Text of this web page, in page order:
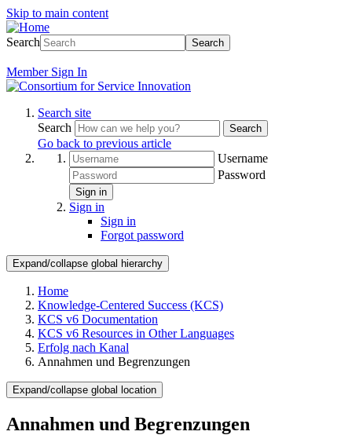
Skip to main content
Search Search
Member Sign In
Search site
Search
Search
Go back to previous article
Username
Password
Sign in
Sign in
Sign in
Forgot password
Expand/collapse global hierarchy
Home
Knowledge-Centered Success (KCS)
KCS v6 Documentation
KCS v6 Resources in Other Languages
Erfolg nach Kanal
Annahmen und Begrenzungen
Expand/collapse global location
Annahmen und Begrenzungen